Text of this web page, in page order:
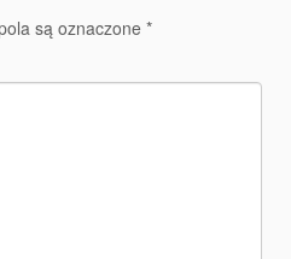
są oznaczone *